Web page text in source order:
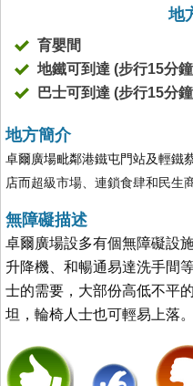
地
育嬰間
地鐵可到達 (步行15分
巴士可到達 (步行15分
地方簡介
卓爾廣場毗鄰港鐵屯門站及輕鐵
店而超級市場、連鎖食肆和民生
無障礙描述
卓爾廣場設多有個無障礙設
升降機、和暢通易達洗手間
士的需要，大部份高低不平
坦，輪椅人士也可輕易上落。